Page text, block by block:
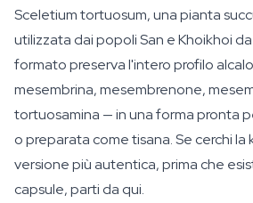
Sceletium tortuosum, una pianta
utilizzata dai popoli San e Khoikhoi
formato preserva l'intero profilo
mesembrina, mesembrenone,
tortuosamina — in una forma pronta
o preparata come tisana. Se cerchi la
versione più autentica, prima che
capsule, parti da qui.